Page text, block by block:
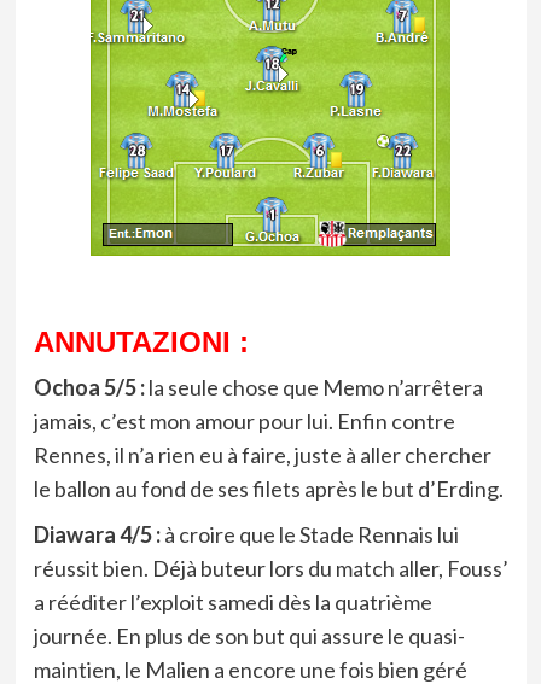
ANNUTAZIONI :
Ochoa 5/5 :la seule chose que Memo n’arrêtera
jamais, c’est mon amour pour lui. Enfin contre
Rennes, il n’a rien eu à faire, juste à aller chercher
le ballon au fond de ses filets après le but d’Erding.
Diawara 4/5 :à croire que le Stade Rennais lui
réussit bien. Déjà buteur lors du match aller, Fouss’
a rééditer l’exploit samedi dès la quatrième
journée. En plus de son but qui assure le quasi-
maintien, le Malien a encore une fois bien géré